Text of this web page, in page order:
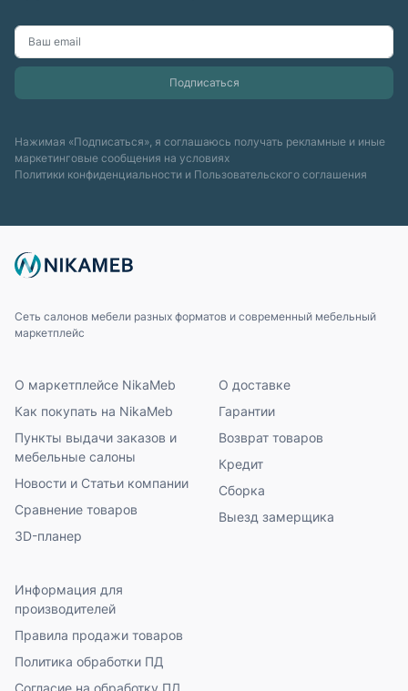
Нажимая «Подписаться», я соглашаюсь получать рекламные и иные
маркетинговые сообщения на условиях
Политики конфиденциальности и Пользовательского соглашения
Сеть салонов мебели разных форматов и современный мебельный
маркетплейс
О маркетплейсе NikaMeb
Как покупать на NikaMeb
Пункты выдачи заказов и
мебельные салоны
Новости и Статьи компании
Сравнение товаров
3D-планер
О доставке
Гарантии
Возврат товаров
Кредит
Сборка
Выезд замерщика
Информация для
производителей
Правила продажи товаров
Политика обработки ПД
Согласие на обработку ПД